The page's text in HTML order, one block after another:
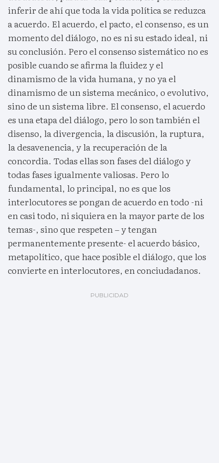
inferir de ahí que toda la vida política se reduzca
a acuerdo. El acuerdo, el pacto, el consenso, es un
momento del diálogo, no es ni su estado ideal, ni
su conclusión. Pero el consenso sistemático no es
posible cuando se afirma la fluidez y el
dinamismo de la vida humana, y no ya el
dinamismo de un sistema mecánico, o evolutivo,
sino de un sistema libre. El consenso, el acuerdo
es una etapa del diálogo, pero lo son también el
disenso, la divergencia, la discusión, la ruptura,
la desavenencia, y la recuperación de la
concordia. Todas ellas son fases del diálogo y
todas fases igualmente valiosas. Pero lo
fundamental, lo principal, no es que los
interlocutores se pongan de acuerdo en todo -ni
en casi todo, ni siquiera en la mayor parte de los
temas-, sino que respeten – y tengan
permanentemente presente- el acuerdo básico,
metapolítico, que hace posible el diálogo, que los
convierte en interlocutores, en conciudadanos.